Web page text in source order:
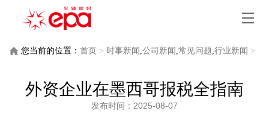
您当前的位置： 首页 > 时事新闻 ,公司新闻 ,常见问题,行业新闻 >
外资企业在墨西哥报税全指南
外资企业在墨西哥报税全指南
发布时间：2025-08-07